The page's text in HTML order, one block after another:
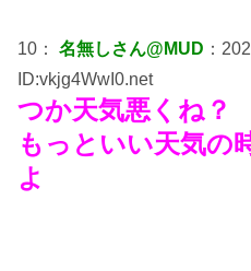
10： 名無しさん@MUD ：
ID:vkjg4WwI0.net
つか天気悪くね？
もっといい天気の
よ